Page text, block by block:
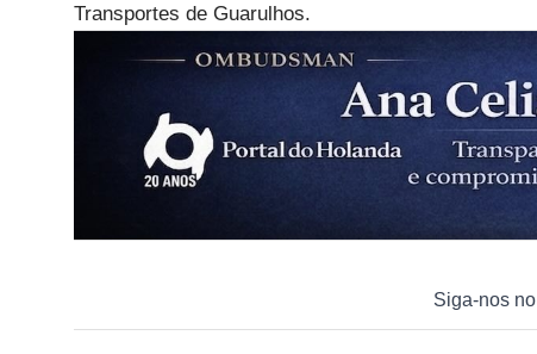
Transportes de Guarulhos.
Siga-nos no